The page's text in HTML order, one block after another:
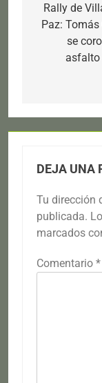
de
entradas
Rally de
Paz:
se
asfalto
DEJA UNA
Tu dirección
publicada.
marcados
Comentario *